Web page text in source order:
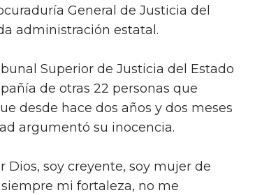
General de Justicia del
administración estatal.
Superior de Justicia del Estado
de otras 22 personas que
desde hace dos años y dos meses
argumentó su inocencia.
Dios, soy creyente, soy mujer de
mi fortaleza, no me